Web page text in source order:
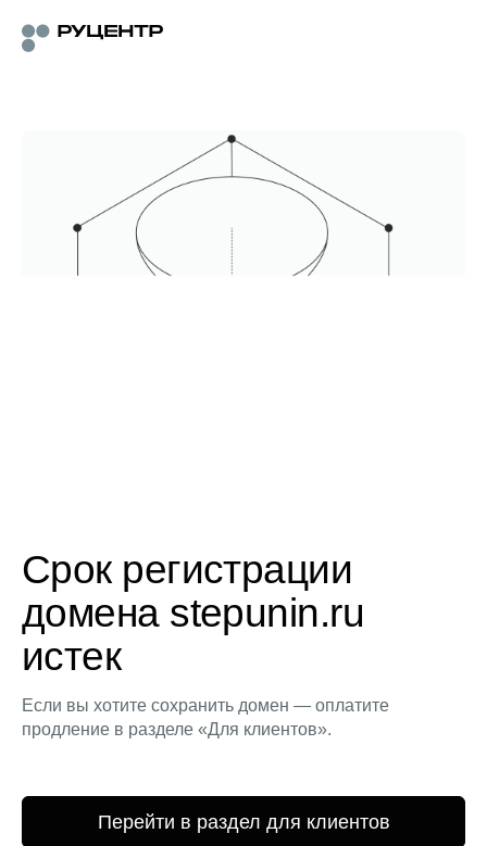
Срок регистрации
домена stepunin.ru
истек
Если вы хотите сохранить домен — оплатите
продление в разделе «Для клиентов».
Перейти в раздел для клиентов